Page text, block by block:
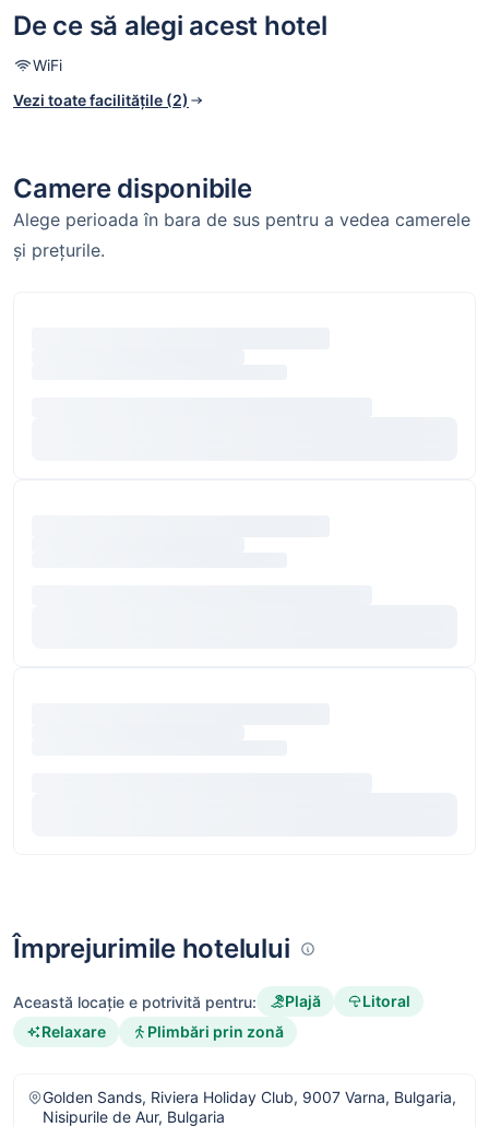
De ce să alegi acest hotel
WiFi
Vezi toate facilitățile (2)
Camere disponibile
Alege perioada în bara de sus pentru a vedea camerele
și prețurile.
Împrejurimile hotelului
Această locație e potrivită pentru: Plajă
Litoral
Relaxare
Plimbări prin zonă
Golden Sands, Riviera Holiday Club, 9007 Varna, Bulgaria,
Nisipurile de Aur, Bulgaria